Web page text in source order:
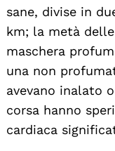
sane, divise in
km; la metà
maschera
una non
avevano inalato
corsa hanno
cardiaca